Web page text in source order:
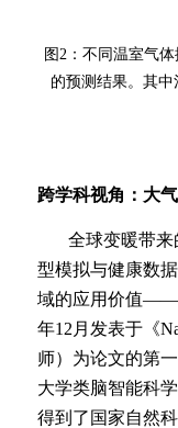
图 2 ：不同温室气
的预测结果。其
跨学科视角：大
全球变暖带
型模拟与健康数
域的应用价值——
年12 月发表于《
师）为论文的第
大学类脑智能科
得到了国家自然